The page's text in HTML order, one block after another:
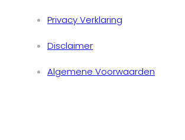
Privacy Verklaring
Disclaimer
Algemene Voorwaarden